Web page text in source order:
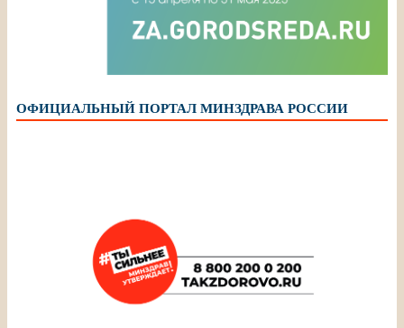
ОФИЦИАЛЬНЫЙ ПОРТАЛ МИНЗДРАВА РОССИИ